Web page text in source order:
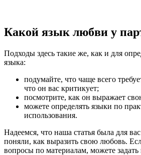
Какой язык любви у
Подходы здесь такие же, как и для
языка:
подумайте, что чаще всего
что он вас критикует;
посмотрите, как он выражает
можете определять языки по
использования.
Надеемся, что наша статья была для
поняли, как выразить свою любовь.
вопросы по материалам, можете